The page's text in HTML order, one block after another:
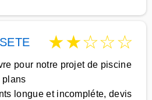
SETE ★★☆☆☆
pour notre projet de piscine
plans
longue et incompléte, devis